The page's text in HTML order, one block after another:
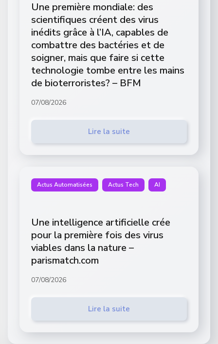
Une première mondiale: des
scientifiques créent des virus
inédits grâce à l’IA, capables de
combattre des bactéries et de
soigner, mais que faire si cette
technologie tombe entre les mains
de bioterroristes? – BFM
07/08/2026
Lire la suite
Actus Automatisées Actus Tech AI
Une intelligence artificielle crée
pour la première fois des virus
viables dans la nature –
parismatch.com
07/08/2026
Lire la suite